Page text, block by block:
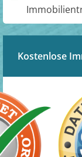
Kostenlose